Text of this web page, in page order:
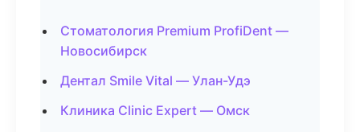
Стоматология Premium ProfiDent —
Новосибирск
Дентал Smile Vital — Улан-Удэ
Клиника Clinic Expert — Омск